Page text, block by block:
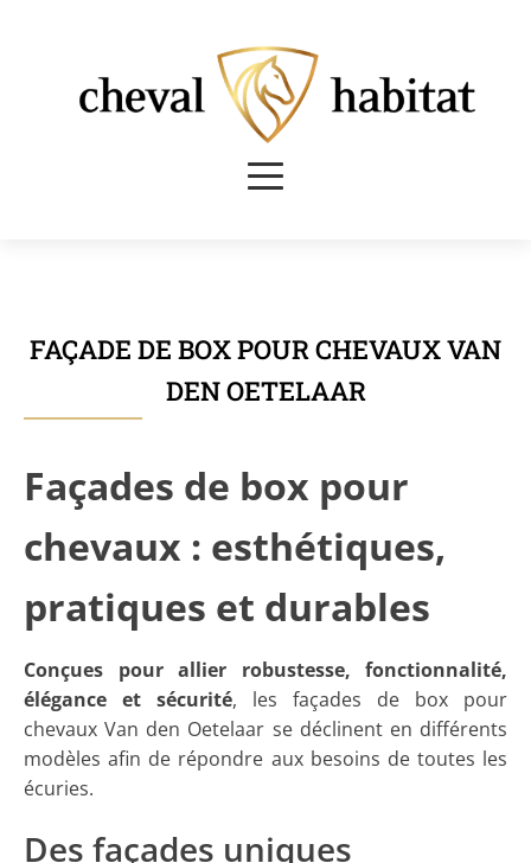
FAÇADE DE BOX POUR CHEVAUX VAN
DEN OETELAAR
Façades de box pour
chevaux : esthétiques,
pratiques et durables
Conçues pour allier robustesse, fonctionnalité,
élégance et sécurité, les façades de box pour
chevaux Van den Oetelaar se déclinent en différents
modèles afin de répondre aux besoins de toutes les
écuries.
Des façades uniques